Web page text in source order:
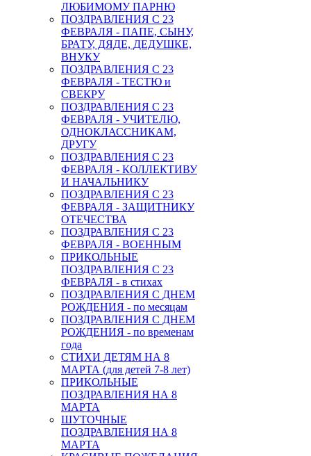
ЛЮБИМОМУ ПАРНЮ
ПОЗДРАВЛЕНИЯ С 23
ФЕВРАЛЯ - ПАПЕ, СЫНУ,
БРАТУ, ДЯДЕ, ДЕДУШКЕ,
ВНУКУ
ПОЗДРАВЛЕНИЯ С 23
ФЕВРАЛЯ - ТЕСТЮ и
СВЕКРУ
ПОЗДРАВЛЕНИЯ С 23
ФЕВРАЛЯ - УЧИТЕЛЮ,
ОДНОКЛАССНИКАМ,
ДРУГУ
ПОЗДРАВЛЕНИЯ С 23
ФЕВРАЛЯ - КОЛЛЕКТИВУ
И НАЧАЛЬНИКУ
ПОЗДРАВЛЕНИЯ С 23
ФЕВРАЛЯ - ЗАЩИТНИКУ
ОТЕЧЕСТВА
ПОЗДРАВЛЕНИЯ С 23
ФЕВРАЛЯ - ВОЕННЫМ
ПРИКОЛЬНЫЕ
ПОЗДРАВЛЕНИЯ С 23
ФЕВРАЛЯ - в стихах
ПОЗДРАВЛЕНИЯ С ДНЕМ
РОЖДЕНИЯ - по месяцам
ПОЗДРАВЛЕНИЯ С ДНЕМ
РОЖДЕНИЯ - по временам
года
СТИХИ ДЕТЯМ НА 8
МАРТА (для детей 7-8 лет)
ПРИКОЛЬНЫЕ
ПОЗДРАВЛЕНИЯ НА 8
МАРТА
ШУТОЧНЫЕ
ПОЗДРАВЛЕНИЯ НА 8
МАРТА